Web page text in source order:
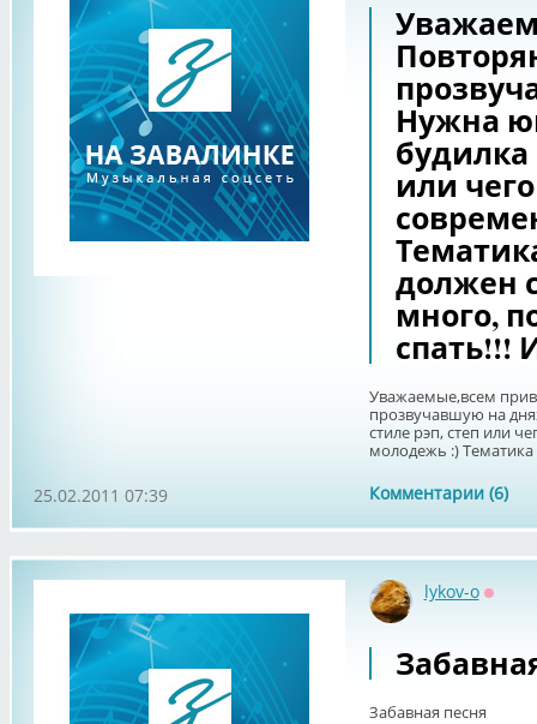
Нужна
будилка
или
должен
много,
спать!!!
Уважаемые,всем
прозвучавшую на
стиле рэп, степ или
молодежь :) Тематика
Комментарии (6)
25.02.2011 07:39
lykov-o
Забавная песня